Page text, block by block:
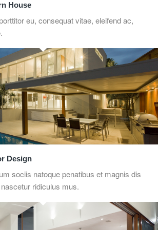
House
eu, consequat vitae, eleifend ac,
Design
sociis natoque penatibus et magnis dis
ridiculus mus.